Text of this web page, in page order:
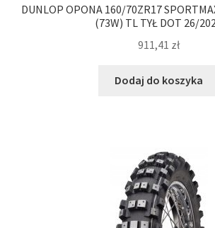
DUNLOP OPONA 160/70ZR17
(73W) TL TYŁ DOT 26/
911,41 zł
Dodaj do koszyka